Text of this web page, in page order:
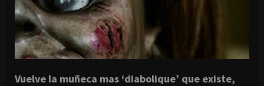
Vuelve la muñeca mas ‘diabolique’ que existe,